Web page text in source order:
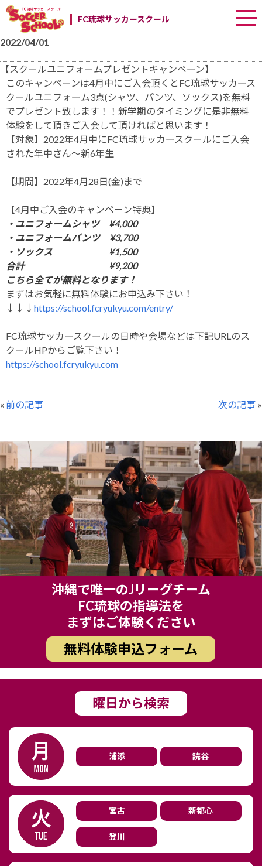
FC琉球サッカースクール
2022/04/01
【スクールユニフォームプレゼントキャンペーン】
このキャンペーンは4月中にご入会頂くとFC琉球サッカース
クールユニフォーム3点(シャツ、パンツ、ソックス)を無料
でプレゼント致します！！新学期のタイミングに是非無料
体験をして頂きご入会して頂ければと思います！
【対象】2022年4月中にFC琉球サッカースクールにご入会
された年中さん～新6年生
【期間】2022年4月28日(金)まで
【4月中ご入会のキャンペーン特典】
・ユニフォームシャツ ¥4,000
・ユニフォームパンツ ¥3,700
・ソックス ¥1,500
合計 ¥9,200
こちら全てが無料となります！
まずはお気軽に無料体験にお申込み下さい！
↓↓↓https://school.fcryukyu.com/entry/
FC琉球サッカースクールの日時や会場などは下記URLのス
クールHPからご覧下さい！
https://school.fcryukyu.com
次の記事»
«前の記事
沖縄で唯一のJリーグチーム
FC琉球の指導法を
まずはご体験ください
無料体験申込フォーム
曜日から検索
浦添 読谷
宮古 新都心
登川